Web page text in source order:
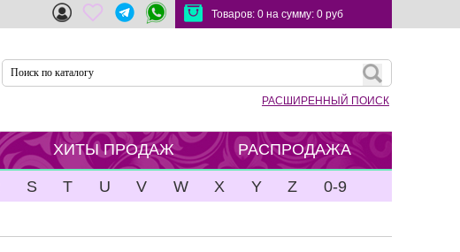
Товаров: 0 на сумму: 0 руб
РАСШИРЕННЫЙ ПОИСК
ХИТЫ ПРОДАЖ РАСПРОДАЖА
S T U V W X Y Z 0-9